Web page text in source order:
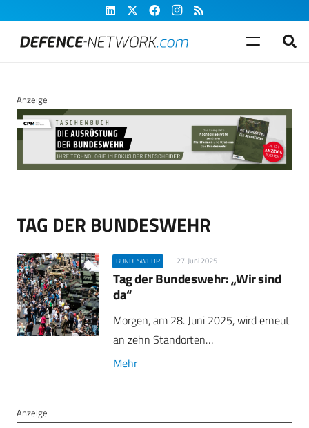
Anzeige
TAG DER BUNDESWEHR
BUNDESWEHR 27. Juni 2025
Tag der Bundeswehr: „Wir sind
da“
Morgen, am 28. Juni 2025, wird erneut
an zehn Standorten…
Mehr
Anzeige